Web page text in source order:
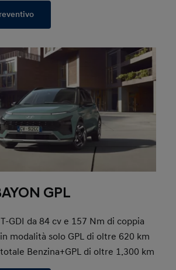
GPL
GDI da 84 cv e 157 Nm di coppia
modalità solo GPL di oltre 620 km
Benzina+GPL di oltre 1.300 km